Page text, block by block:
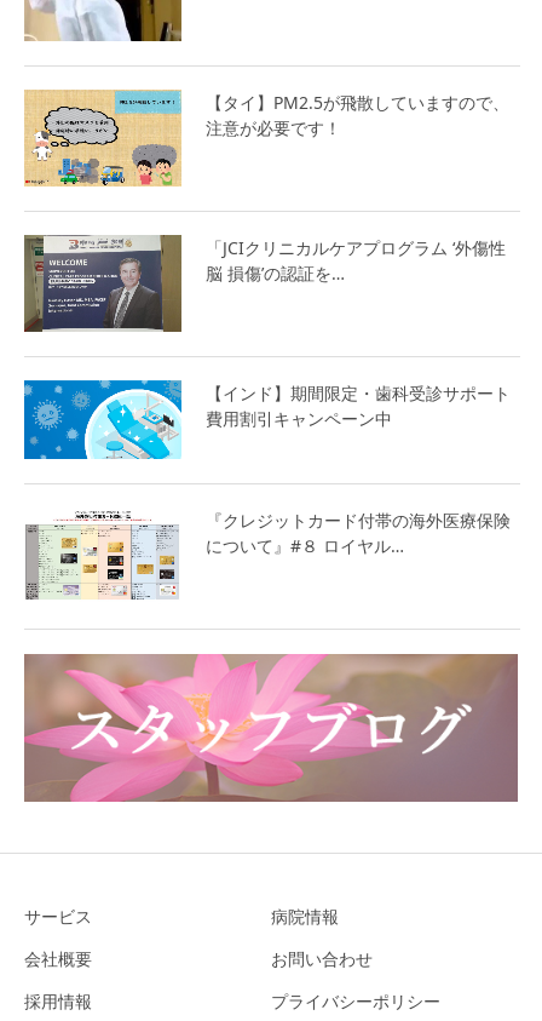
【タイ】PM2.5が飛散していますので、
注意が必要です！
「JCIクリニカルケアプログラム ‘外傷性
脳 損傷’の認証を…
【インド】期間限定・歯科受診サポート
費用割引キャンペーン中
『クレジットカード付帯の海外医療保険
について』#８ ロイヤル…
サービス
病院情報
会社概要
お問い合わせ
採用情報
プライバシーポリシー